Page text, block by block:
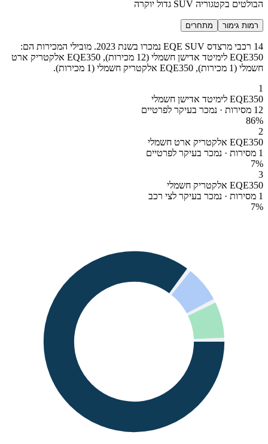
הבולטים בקטגוריה SUV גדול יוקרה
רמות גימור מתחרים
14 רכבי מרצדס EQE SUV נמכרו בשנת 2023. מובילי המכירות הם:
EQE350 לימיטד אדישן חשמלי (12 מכירות), EQE350 אלקטריק ארט
חשמלי (1 מכירות), EQE350 אלקטריק חשמלי (1 מכירות).
1
EQE350 לימיטד אדישן חשמלי
12 מסירות · נמכר בעיקר לפרטיים
86%
2
EQE350 אלקטריק ארט חשמלי
1 מסירות · נמכר בעיקר לפרטיים
7%
3
EQE350 אלקטריק חשמלי
1 מסירות · נמכר בעיקר לצי רכב
7%